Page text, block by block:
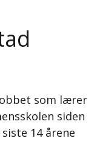
som lærer
siden
siste 14 årene